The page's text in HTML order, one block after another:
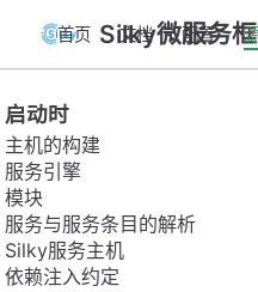
Silky微服务
首页 文档 配置
启动时
主机的构建
服务引擎
模块
服务与服务条目的解析
Silky服务主机
依赖注入约定